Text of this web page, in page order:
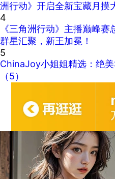
洲行动》开启全新宝藏月摸
4
《三角洲行动》主播巅峰
群星汇聚，新王加冕！
5
ChinaJoy小姐姐精选：绝
（5）